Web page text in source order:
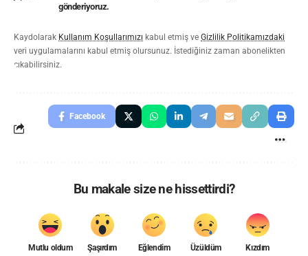
gönderiyoruz.
Kaydolarak Kullanım Koşullarımızı kabul etmiş ve Gizlilik Politikamızdaki
veri uygulamalarını kabul etmiş olursunuz. İstediğiniz zaman abonelikten
çıkabilirsiniz.
Facebook
Bu makale size ne hissettirdi?
Mutlu oldum Şaşırdım Eğlendim Üzüldüm Kızdım